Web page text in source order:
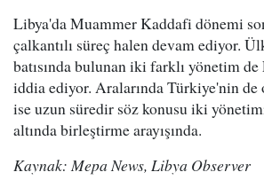
Libya'da Muammer Kaddafi dönemi
çalkantılı süreç halen devam ediyor.
batısında bulunan iki farklı yönetim
iddia ediyor. Aralarında Türkiye'nin de
ise uzun süredir söz konusu iki
altında birleştirme arayışında.
Kaynak: Mepa News, Libya Observer